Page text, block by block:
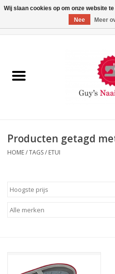
Machines
Paspoppen
Opbergsystemen
Producten getagd
HOME/TAGS/ ETUI
Wij slaan cookies op om onze website
Nee
Meer